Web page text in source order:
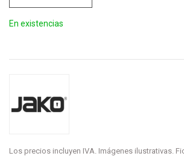
En existencias
Los precios incluyen IVA. Imágenes ilustrativas.